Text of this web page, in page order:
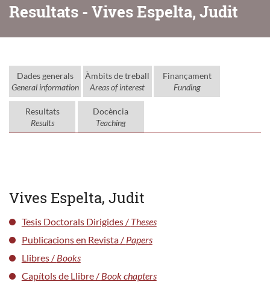
Resultats - Vives Espelta, Judit
Dades generals
General information
Àmbits de treball
Areas of interest
Finançament
Funding
Resultats
Results
Docència
Teaching
Vives Espelta, Judit
Tesis Doctorals Dirigides / Theses
Publicacions en Revista / Papers
Llibres / Books
Capítols de Llibre / Book chapters